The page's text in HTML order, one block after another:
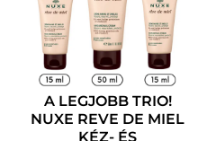
A LEGJOBB TRIO!
NUXE REVE DE MIEL
KÉZ- ÉS